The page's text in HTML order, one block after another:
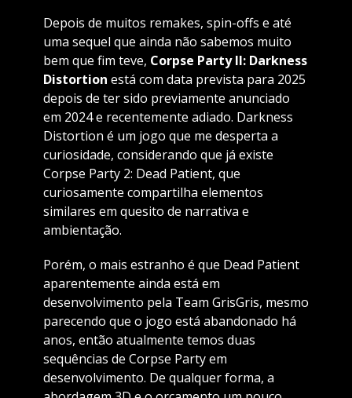
Depois de muitos remakes, spin-offs e até
uma sequel que ainda não sabemos muito
bem que fim teve, Corpse Party II: Darkness
Distortion está com data prevista para 2025
depois de ter sido previamente anunciado
em 2024 e recentemente adiado. Darkness
Distortion é um jogo que me desperta a
curiosidade, considerando que já existe
Corpse Party 2: Dead Patient, que
curiosamente compartilha elementos
similares em quesito de narrativa e
ambientação.
Porém, o mais estranho é que Dead Patient
aparentemente ainda está em
desenvolvimento pela Team GrisGris, mesmo
parecendo que o jogo está abandonado há
anos, então atualmente temos duas
sequências de Corpse Party em
desenvolvimento. De qualquer forma, a